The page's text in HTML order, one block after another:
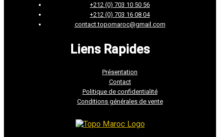
+212 (0) 703 10 50 56
+212 (0) 703 16 08 04
contact.topomaroc@gmail.com
Liens Rapides
Présentation
Contact
Politique de confidentialité
Conditions générales de vente